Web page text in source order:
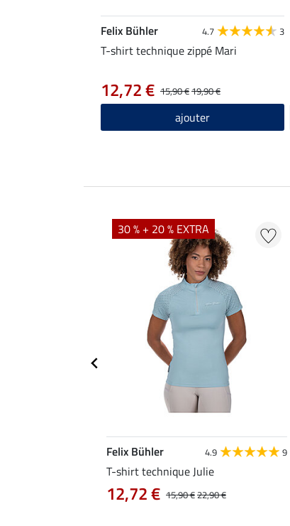
Felix Bühler 4.7 3
T-shirt technique zippé Mari
15,90 €19,90 €
12,72 €
ajouter
30 % + 20 % EXTRA
Felix Bühler 4.9 9
T-shirt technique Julie
15,90 €22,90 €
12,72 €